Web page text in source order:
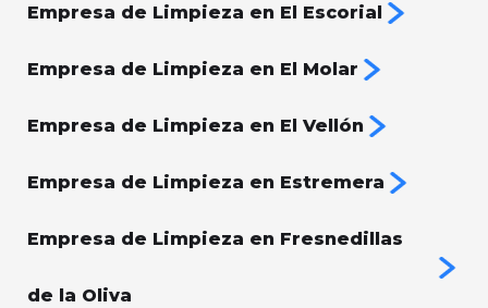
Empresa de Limpieza en El Escorial
Empresa de Limpieza en El Molar
Empresa de Limpieza en El Vellón
Empresa de Limpieza en Estremera
Empresa de Limpieza en Fresnedillas
de la Oliva